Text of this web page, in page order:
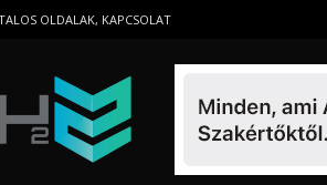
OLDALAK, KAPCSOLAT